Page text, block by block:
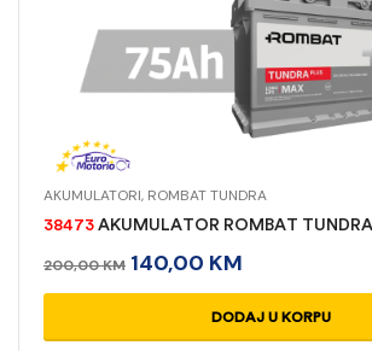
AKUMULATORI, ROMBAT TUNDRA
38473 AKUMULATOR ROMBAT
200,00KM 140,00 KM
DODAJ U KORPU